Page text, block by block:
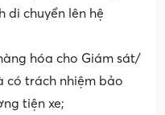
di chuyển lên hệ
hóa cho Giám sát/
có trách nhiệm bảo
tiện xe;